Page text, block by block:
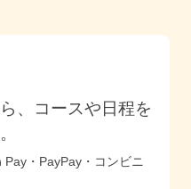
、コースや日程を
Pay・PayPay・コンビニ